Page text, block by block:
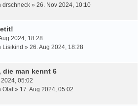
drschneck » 26. Nov 2024, 10:10
2024, 18:28
Lisikind » 26. Aug 2024, 18:28
die man kennt 6
2024, 05:02
Olaf» 17. Aug 2024, 05:02